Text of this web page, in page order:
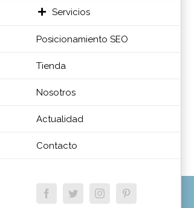
Servicios
Posicionamiento SEO
Tienda
Nosotros
Actualidad
Contacto
FacebookTwitterInstagram